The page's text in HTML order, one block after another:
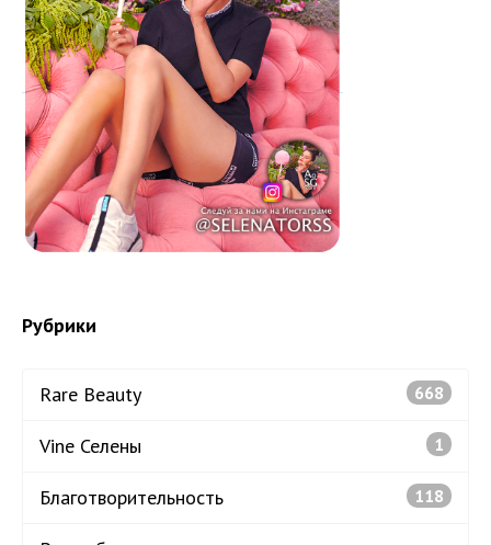
Рубрики
Rare Beauty 668
Vine Селены 1
Благотворительность 118